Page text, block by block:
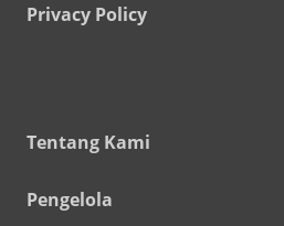
Privacy Policy
Tentang Kami
Pengelola